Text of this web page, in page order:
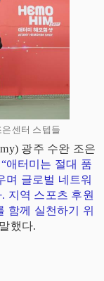
센터 스텝들
광주 수완 조은
“애터미는 절대 품
며 글로벌 네트워
지역 스포츠 후원
함께 실천하기 위
했다.